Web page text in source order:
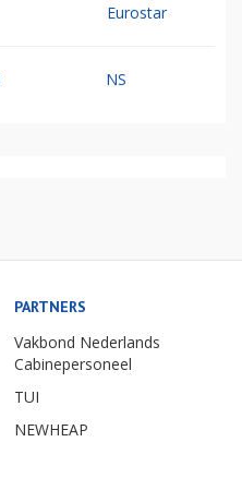
Eurostar
NS
PARTNERS
Vakbond Nederlands
Cabinepersoneel
TUI
NEWHEAP